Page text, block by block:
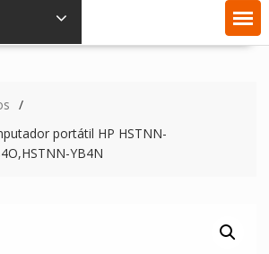
portátil HP HSTNN-
YB4N